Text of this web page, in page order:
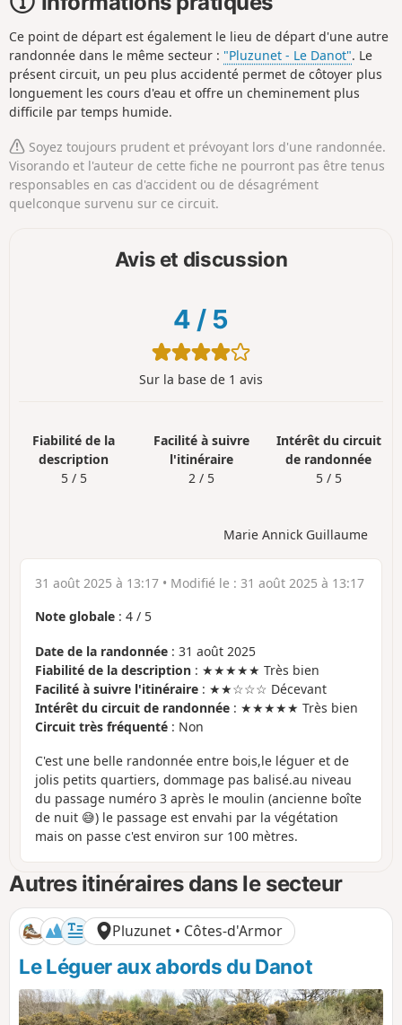
Ce point de départ est également le lieu de départ d'une autre
randonnée dans le même secteur : "Pluzunet - Le Danot". Le
présent circuit, un peu plus accidenté permet de côtoyer plus
longuement les cours d'eau et offre un cheminement plus
difficile par temps humide.
Soyez toujours prudent et prévoyant lors d'une randonnée.
Visorando et l'auteur de cette fiche ne pourront pas être tenus
responsables en cas d'accident ou de désagrément
quelconque survenu sur ce circuit.
Avis et discussion
4 / 5
Sur la base de 1 avis
Fiabilité de la
description
5 / 5
Facilité à suivre
l'itinéraire
2 / 5
Intérêt du circuit
de randonnée
5 / 5
Marie Annick Guillaume
31 août 2025 à 13:17 • Modifié le : 31 août 2025 à 13:17
Note globale : 4 / 5
Date de la randonnée : 31 août 2025
Fiabilité de la description : ★★★★★ Très bien
Facilité à suivre l'itinéraire : ★★☆☆☆ Décevant
Intérêt du circuit de randonnée : ★★★★★ Très bien
Circuit très fréquenté : Non
C'est une belle randonnée entre bois,le léguer et de
jolis petits quartiers, dommage pas balisé.au niveau
du passage numéro 3 après le moulin (ancienne boîte
de nuit 😅) le passage est envahi par la végétation
mais on passe c'est environ sur 100 mètres.
Autres itinéraires dans le secteur
Pluzunet • Côtes-d'Armor
Le Léguer aux abords du Danot